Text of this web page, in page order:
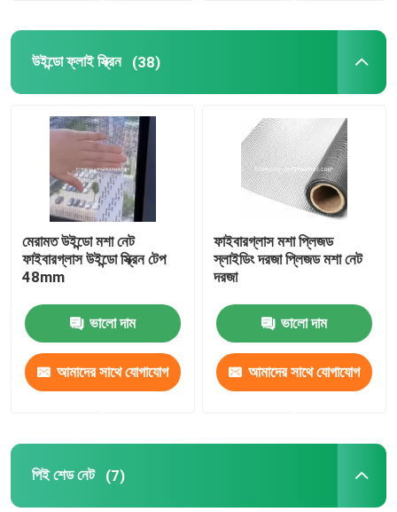
পণ্য
উইন্ডো ফ্লাই স্ক্রিন (38)
মেরামত উইন্ডো মশা নেট
ফাইবারগ্লাস উইন্ডো স্ক্রিন টেপ
48mm
ভালো দাম
আমাদের সাথে যোগাযোগ
ফাইবারগ্লাস মশা প্লিজড
স্লাইডিং দরজা প্লিজড মশা নেট
দরজা
ভালো দাম
আমাদের সাথে যোগাযোগ
পিই শেড নেট (7)